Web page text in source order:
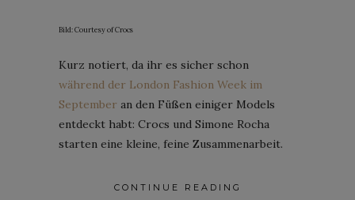
Bild: Courtesy of Crocs
Kurz notiert, da ihr es sicher schon
während der London Fashion Week im
September an den Füßen einiger Models
entdeckt habt: Crocs und Simone Rocha
starten eine kleine, feine Zusammenarbeit.
CONTINUE READING